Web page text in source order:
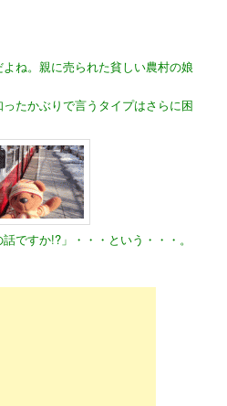
よね。親に売られた貧しい農村の娘
たかぶりで言うタイプはさらに困
ですか!?」・・・という・・・。